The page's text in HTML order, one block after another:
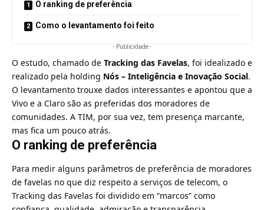
O ranking de preferência
Como o levantamento foi feito
- Publicidade -
O estudo, chamado de Tracking das Favelas, foi idealizado e
realizado pela holding Nós – Inteligência e Inovação Social.
O levantamento trouxe dados interessantes e apontou que a
Vivo e a Claro são as preferidas dos moradores de
comunidades. A TIM, por sua vez, tem presença marcante,
mas fica um pouco atrás.
O ranking de preferência
Para medir alguns parâmetros de preferência de moradores
de favelas no que diz respeito a serviços de telecom, o
Tracking das Favelas foi dividido em “marcos” como